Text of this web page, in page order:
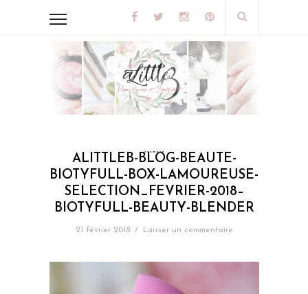
ALITTLEB-BLOG-BEAUTE-
BIOTYFULL-BOX-LAMOUREUSE-
SELECTION_FEVRIER-2018–
BIOTYFULL-BEAUTY-BLENDER
21 février 2018 / Laisser un commentaire